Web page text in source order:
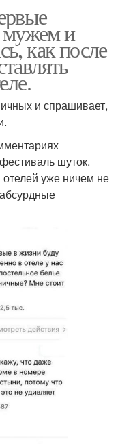
мужем и
как после
и спрашивает,
шуток.
отелей уже ничем не